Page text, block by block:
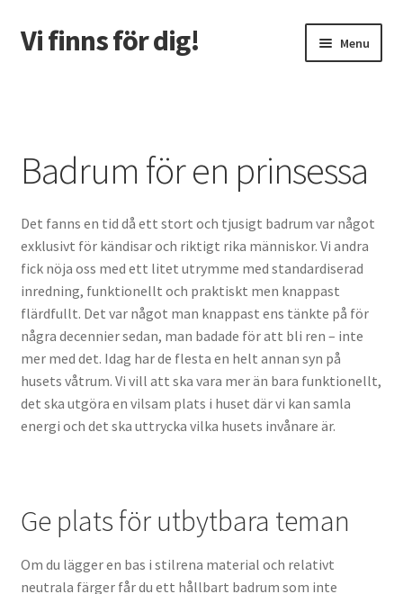
Skip
to
Skip
to
Vi finns för dig! Menu
Alternativa vägar till god tandhälsa
Att Arbeta Som Rörmokare – Nu & Då
Badrum för en prinsessa
Badrumsrenovering för seniorer
Elektronikens historia
Gjutjärnsrör
Så får du en lärlingsplats som rörmokare
Vad kostar en båt reparation? – Detta bör du tänka på
Badrum för en prinsessa
Det fanns en tid då ett stort och tjusigt badrum var något
exklusivt för kändisar och riktigt rika människor. Vi andra
fick nöja oss med ett litet utrymme med standardiserad
inredning, funktionellt och praktiskt men knappast
flärdfullt. Det var något man knappast ens tänkte på för
några decennier sedan, man badade för att bli ren – inte
mer med det. Idag har de flesta en helt annan syn på
husets våtrum. Vi vill att ska vara mer än bara funktionellt,
det ska utgöra en vilsam plats i huset där vi kan samla
energi och det ska uttrycka vilka husets invånare är.
Ge plats för utbytbara teman
Om du lägger en bas i stilrena material och relativt
neutrala färger får du ett hållbart badrum som inte